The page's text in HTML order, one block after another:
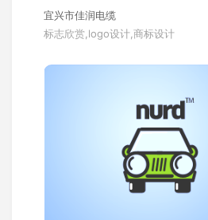
宜兴市佳润电缆
标志欣赏,logo设计,商标设计